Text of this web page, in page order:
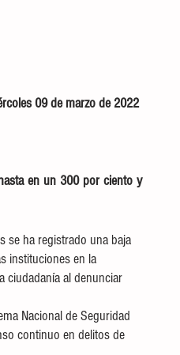
09 de marzo de 2022
en un 300 por ciento y
se ha registrado una baja
instituciones en la
ciudadanía al denunciar
Nacional de Seguridad
continuo en delitos de